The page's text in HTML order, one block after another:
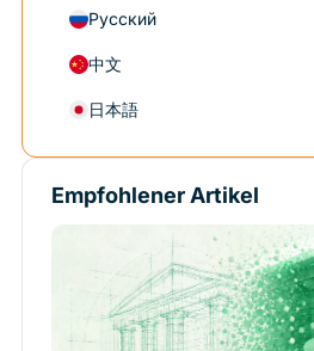
Русский
中文
日本語
Empfohlener Artikel